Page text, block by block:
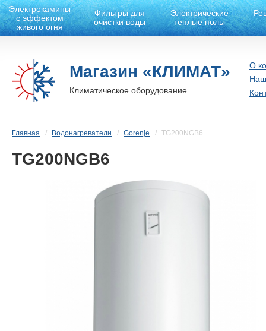
Электрокамины
с эффектом
живого огня
Фильтры для
очистки воды
Электрические
теплые полы
Магазин «КЛИМАТ»
Климатическое оборудование
О
Главная Водонагреватели Gorenje TG200NGB6
TG200NGB6